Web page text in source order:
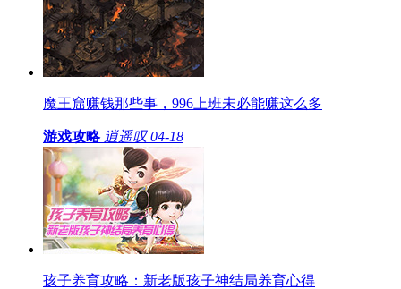
魔王窟赚钱那些事，996上班未必能赚这么多
游戏攻略 逍遥叹 04-18
孩子养育攻略：新老版孩子神结局养育心得